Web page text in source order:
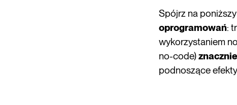
Spójrz na
oprogramowań:
wykorzystaniem
no-code)
podnoszące